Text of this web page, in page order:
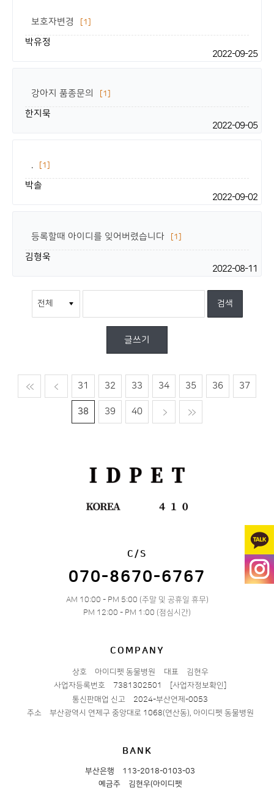
보호자변경 [1]
박유정
2022-09-25
강아지 품종문의 [1]
한지묵
2022-09-05
. [1]
박솔
2022-09-02
등록할때 아이디를 잊어버렸습니다 [1]
김형욱
2022-08-11
글쓰기
맨처음 이전
31 32 33 34 35 36 37
38 39 40 다음
C/S
070-8670-6767
AM 10:00 - PM 5:00 (주말 및 공휴일 휴무)
PM 12:00 - PM 1:00 (점심시간)
COMPANY
상호 아이디펫 동물병원 대표
김현우
사업자등록번호
7381302501
[사업자정보확인]
통신판매업 신고
2024-부산연제-0053
주소
부산광역시 연제구 중앙대로 1068(연산동), 아이디펫 동물병원
BANK
부산은행
113-2018-0103-03
예금주
김현우(아이디펫